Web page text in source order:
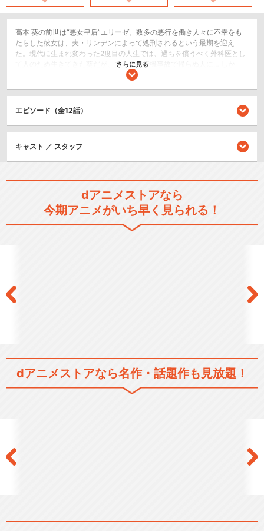
高本 葵の前世は“悪女皇后”エリーゼ。数多の悪行を働き人々に不幸をも
たらした彼女は、夫・リンデンによって処刑されるという最期を迎え
た。現代に生まれ変わった2度目の人生では、過ちを償うべく外科医とし
て人のため生きてきた葵だが、ある日飛行機事故で帰らぬ人に… しか
し、目を覚ますと1度目の人生に戻っていた！処刑される１０年前に転生
ちだった。もう、大切な人を失いたくない… 後悔でいっぱいの人生なん
て絶対にいや！3度目の人生は悲劇のきっかけとなったリンデンとの結婚
を回避し、医学の知識を生かして再び医者になりたいと決意する。とこ
ろがそんなエリーゼの道のりには、さまざまな困難が待ち受けていて…？
ひたむき医療ファンタジー開幕！
恋愛/ラブコメ
さらに見る
閉じる
エピソード（全12話）
キャスト ／ スタッフ
dアニメストアなら
今期アニメがいち早く見られる！
dアニメストアなら名作・話題作も見放題！